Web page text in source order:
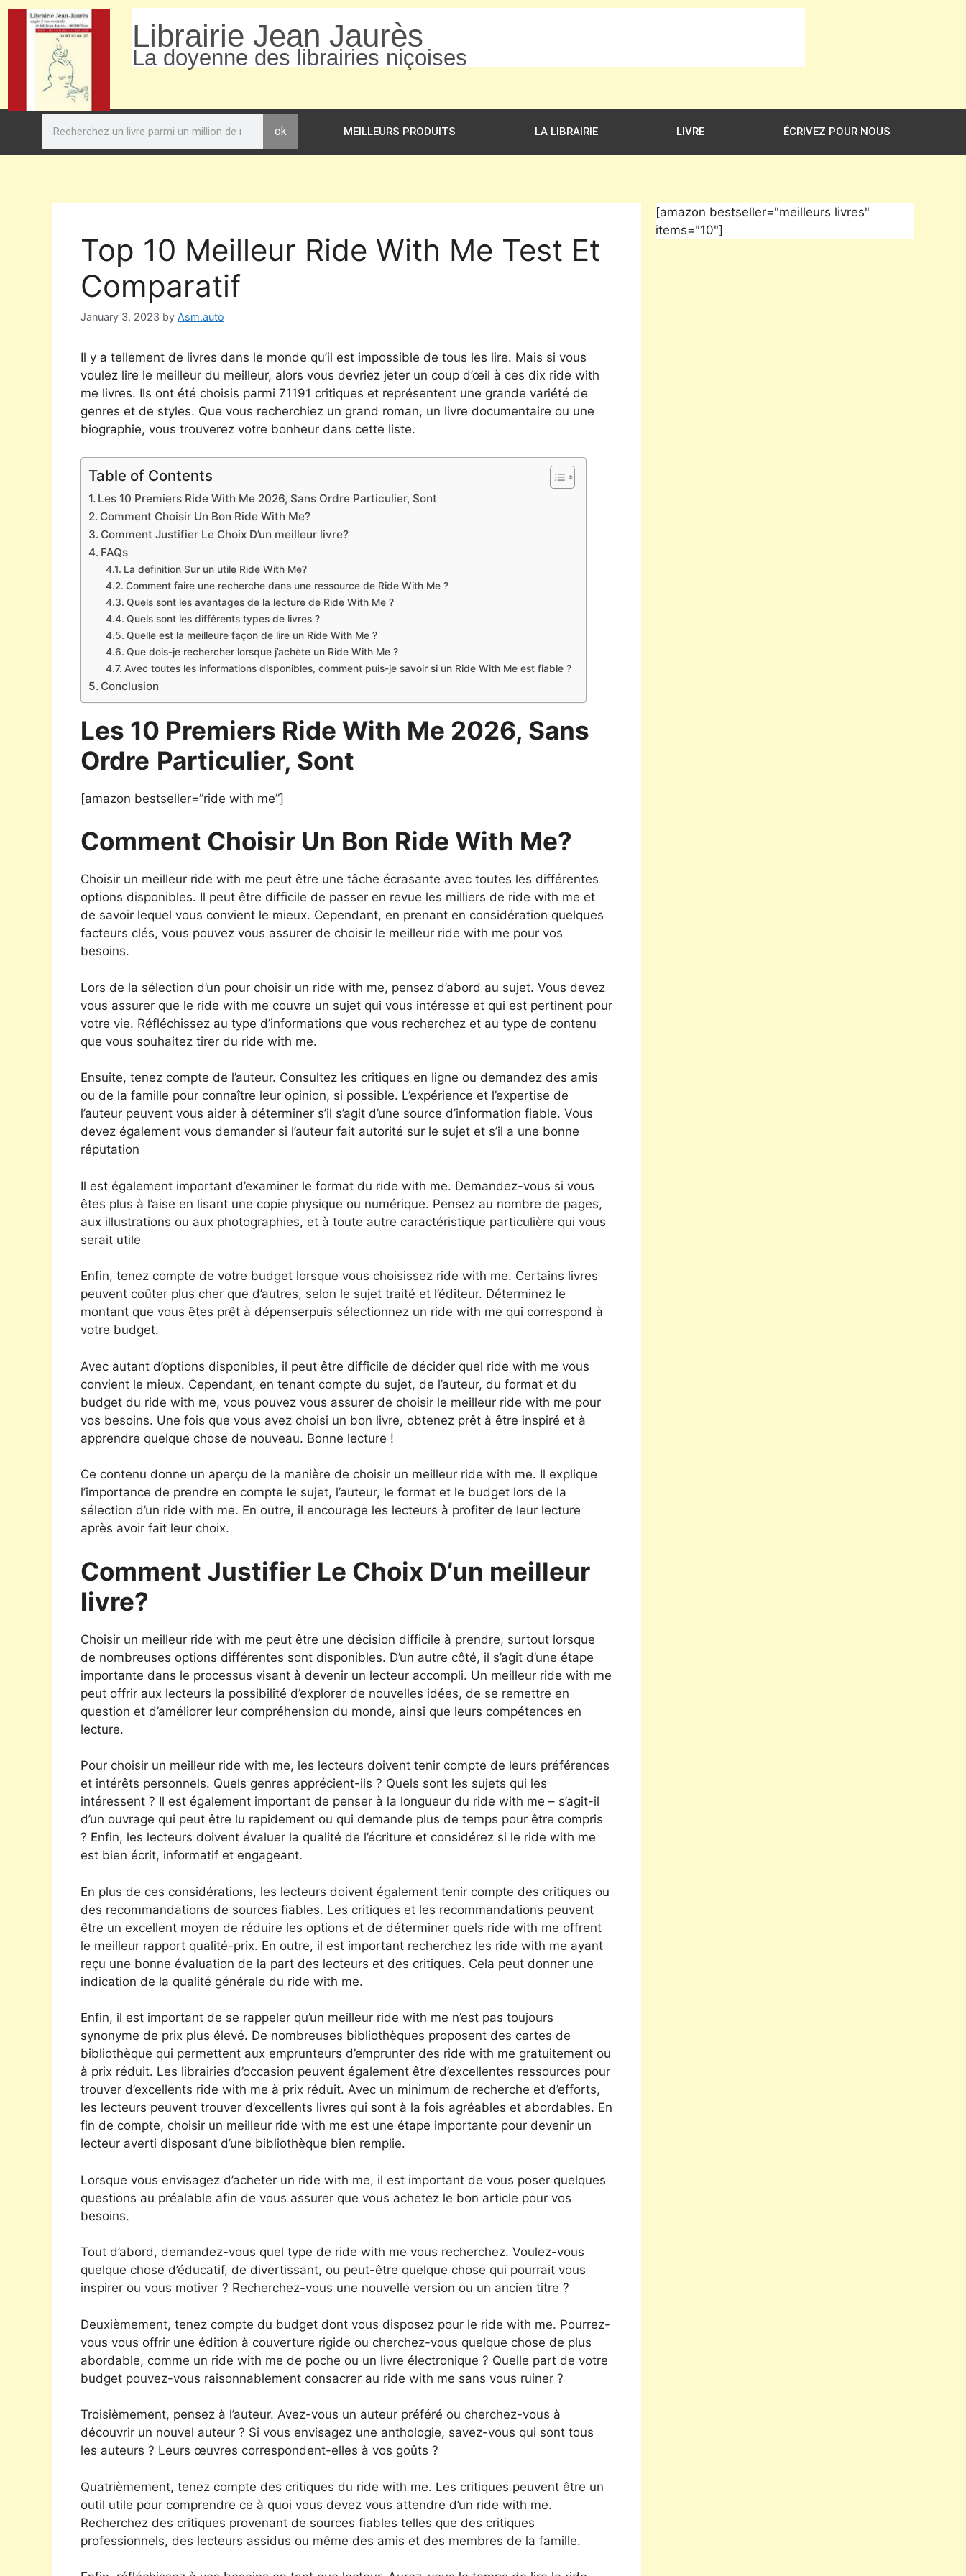
Librairie Jean Jaurès
La doyenne des librairies niçoises
ok MEILLEURS PRODUITS LA LIBRAIRIE LIVRE ÉCRIVEZ POUR NOUS
Top 10 Meilleur Ride With Me Test Et
Comparatif
January 3, 2023 by Asm.auto
Il y a tellement de livres dans le monde qu’il est impossible de tous les lire. Mais si vous
voulez lire le meilleur du meilleur, alors vous devriez jeter un coup d’œil à ces dix ride with
me livres. Ils ont été choisis parmi 71191 critiques et représentent une grande variété de
genres et de styles. Que vous recherchiez un grand roman, un livre documentaire ou une
biographie, vous trouverez votre bonheur dans cette liste.
Table of Contents
Les 10 Premiers Ride With Me 2026, Sans Ordre Particulier, Sont
Comment Choisir Un Bon Ride With Me?
Comment Justifier Le Choix D’un meilleur livre?
FAQs
La definition Sur un utile Ride With Me?
Comment faire une recherche dans une ressource de Ride With Me ?
Quels sont les avantages de la lecture de Ride With Me ?
Quels sont les différents types de livres ?
Quelle est la meilleure façon de lire un Ride With Me ?
Que dois-je rechercher lorsque j’achète un Ride With Me ?
Avec toutes les informations disponibles, comment puis-je savoir si un Ride With Me est fiable ?
Conclusion
Les 10 Premiers Ride With Me 2026, Sans
Ordre Particulier, Sont
[amazon bestseller=”ride with me”]
Comment Choisir Un Bon Ride With Me?
Choisir un meilleur ride with me peut être une tâche écrasante avec toutes les différentes
options disponibles. Il peut être difficile de passer en revue les milliers de ride with me et
de savoir lequel vous convient le mieux. Cependant, en prenant en considération quelques
facteurs clés, vous pouvez vous assurer de choisir le meilleur ride with me pour vos
besoins.
Lors de la sélection d’un pour choisir un ride with me, pensez d’abord au sujet. Vous devez
vous assurer que le ride with me couvre un sujet qui vous intéresse et qui est pertinent pour
votre vie. Réfléchissez au type d’informations que vous recherchez et au type de contenu
que vous souhaitez tirer du ride with me.
Ensuite, tenez compte de l’auteur. Consultez les critiques en ligne ou demandez des amis
ou de la famille pour connaître leur opinion, si possible. L’expérience et l’expertise de
l’auteur peuvent vous aider à déterminer s’il s’agit d’une source d’information fiable. Vous
devez également vous demander si l’auteur fait autorité sur le sujet et s’il a une bonne
réputation
Il est également important d’examiner le format du ride with me. Demandez-vous si vous
êtes plus à l’aise en lisant une copie physique ou numérique. Pensez au nombre de pages,
aux illustrations ou aux photographies, et à toute autre caractéristique particulière qui vous
serait utile
Enfin, tenez compte de votre budget lorsque vous choisissez ride with me. Certains livres
peuvent coûter plus cher que d’autres, selon le sujet traité et l’éditeur. Déterminez le
montant que vous êtes prêt à dépenserpuis sélectionnez un ride with me qui correspond à
votre budget.
Avec autant d’options disponibles, il peut être difficile de décider quel ride with me vous
convient le mieux. Cependant, en tenant compte du sujet, de l’auteur, du format et du
budget du ride with me, vous pouvez vous assurer de choisir le meilleur ride with me pour
vos besoins. Une fois que vous avez choisi un bon livre, obtenez prêt à être inspiré et à
apprendre quelque chose de nouveau. Bonne lecture !
Ce contenu donne un aperçu de la manière de choisir un meilleur ride with me. Il explique
l’importance de prendre en compte le sujet, l’auteur, le format et le budget lors de la
sélection d’un ride with me. En outre, il encourage les lecteurs à profiter de leur lecture
après avoir fait leur choix.
Comment Justifier Le Choix D’un meilleur
livre?
Choisir un meilleur ride with me peut être une décision difficile à prendre, surtout lorsque
de nombreuses options différentes sont disponibles. D’un autre côté, il s’agit d’une étape
importante dans le processus visant à devenir un lecteur accompli. Un meilleur ride with me
peut offrir aux lecteurs la possibilité d’explorer de nouvelles idées, de se remettre en
question et d’améliorer leur compréhension du monde, ainsi que leurs compétences en
lecture.
Pour choisir un meilleur ride with me, les lecteurs doivent tenir compte de leurs préférences
et intérêts personnels. Quels genres apprécient-ils ? Quels sont les sujets qui les
intéressent ? Il est également important de penser à la longueur du ride with me – s’agit-il
d’un ouvrage qui peut être lu rapidement ou qui demande plus de temps pour être compris
? Enfin, les lecteurs doivent évaluer la qualité de l’écriture et considérez si le ride with me
est bien écrit, informatif et engageant.
En plus de ces considérations, les lecteurs doivent également tenir compte des critiques ou
des recommandations de sources fiables. Les critiques et les recommandations peuvent
être un excellent moyen de réduire les options et de déterminer quels ride with me offrent
le meilleur rapport qualité-prix. En outre, il est important recherchez les ride with me ayant
reçu une bonne évaluation de la part des lecteurs et des critiques. Cela peut donner une
indication de la qualité générale du ride with me.
Enfin, il est important de se rappeler qu’un meilleur ride with me n’est pas toujours
synonyme de prix plus élevé. De nombreuses bibliothèques proposent des cartes de
bibliothèque qui permettent aux emprunteurs d’emprunter des ride with me gratuitement ou
à prix réduit. Les librairies d’occasion peuvent également être d’excellentes ressources pour
trouver d’excellents ride with me à prix réduit. Avec un minimum de recherche et d’efforts,
les lecteurs peuvent trouver d’excellents livres qui sont à la fois agréables et abordables. En
fin de compte, choisir un meilleur ride with me est une étape importante pour devenir un
lecteur averti disposant d’une bibliothèque bien remplie.
Lorsque vous envisagez d’acheter un ride with me, il est important de vous poser quelques
questions au préalable afin de vous assurer que vous achetez le bon article pour vos
besoins.
Tout d’abord, demandez-vous quel type de ride with me vous recherchez. Voulez-vous
quelque chose d’éducatif, de divertissant, ou peut-être quelque chose qui pourrait vous
inspirer ou vous motiver ? Recherchez-vous une nouvelle version ou un ancien titre ?
Deuxièmement, tenez compte du budget dont vous disposez pour le ride with me. Pourrez-
vous vous offrir une édition à couverture rigide ou cherchez-vous quelque chose de plus
abordable, comme un ride with me de poche ou un livre électronique ? Quelle part de votre
budget pouvez-vous raisonnablement consacrer au ride with me sans vous ruiner ?
Troisièmement, pensez à l’auteur. Avez-vous un auteur préféré ou cherchez-vous à
découvrir un nouvel auteur ? Si vous envisagez une anthologie, savez-vous qui sont tous
les auteurs ? Leurs œuvres correspondent-elles à vos goûts ?
Quatrièmement, tenez compte des critiques du ride with me. Les critiques peuvent être un
outil utile pour comprendre ce à quoi vous devez vous attendre d’un ride with me.
Recherchez des critiques provenant de sources fiables telles que des critiques
professionnels, des lecteurs assidus ou même des amis et des membres de la famille.
[amazon bestseller="meilleurs livres"
items="10"]